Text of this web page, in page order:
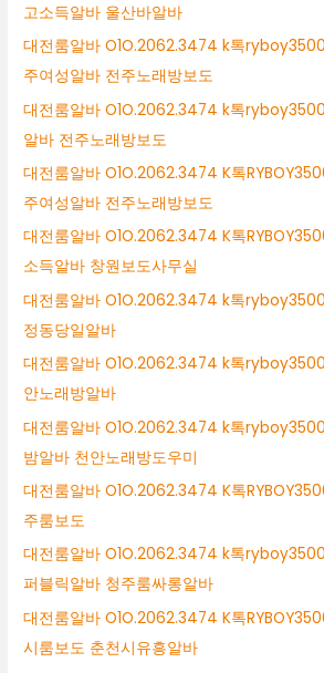
고소득알바 울산바알바
대전룸알바 O1O.2062.3474 k톡
주여성알바 전주노래방보도
대전룸알바 O1O.2062.3474 k톡
알바 전주노래방보도
대전룸알바 O1O.2062.3474 K톡
주여성알바 전주노래방보도
대전룸알바 O1O.2062.3474 K톡
소득알바 창원보도사무실
대전룸알바 O1O.2062.3474 k톡
정동당일알바
대전룸알바 O1O.2062.3474 k톡
안노래방알바
대전룸알바 O1O.2062.3474 k톡
밤알바 천안노래방도우미
대전룸알바 O1O.2062.3474 K톡
주룸보도
대전룸알바 O1O.2062.3474 k톡
퍼블릭알바 청주룸싸롱알바
대전룸알바 O1O.2062.3474 K톡
시룸보도 춘천시유흥알바